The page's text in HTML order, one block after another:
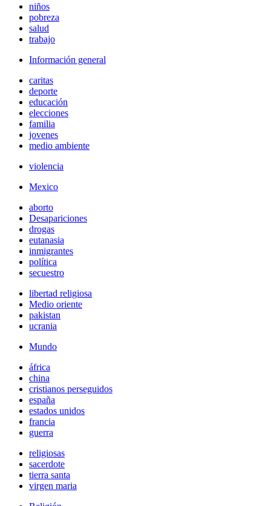
niños
pobreza
salud
trabajo
Información general
caritas
deporte
educación
elecciones
familia
jovenes
medio ambiente
violencia
Mexico
aborto
Desapariciones
drogas
eutanasia
inmigrantes
política
secuestro
libertad religiosa
Medio oriente
pakistan
ucrania
Mundo
áfrica
china
cristianos perseguidos
españa
estados unidos
francia
guerra
religiosas
sacerdote
tierra santa
virgen maria